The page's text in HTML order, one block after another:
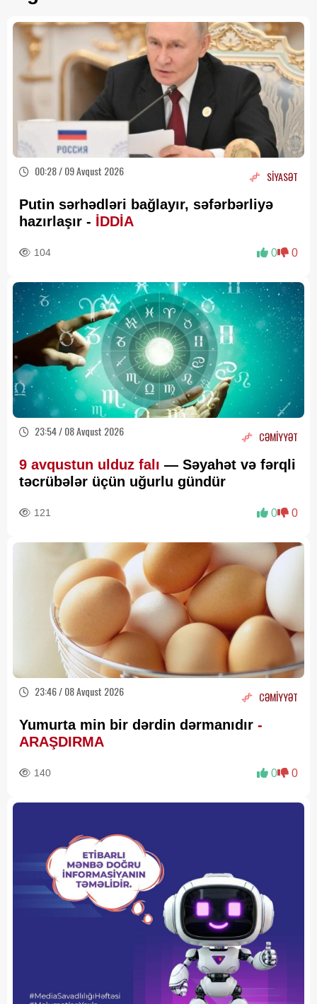
00:28 / 09 Avqust 2026 SİYASƏT
Putin sərhədləri bağlayır, səfərbərliyə
hazırlaşır - İDDİA
104 0 0
23:54 / 08 Avqust 2026 CƏMİYYƏT
9 avqustun ulduz falı — Səyahət və fərqli
təcrübələr üçün uğurlu gündür
121 0 0
23:46 / 08 Avqust 2026 CƏMİYYƏT
Yumurta min bir dərdin dərmanıdır -
ARAŞDIRMA
140 0 0